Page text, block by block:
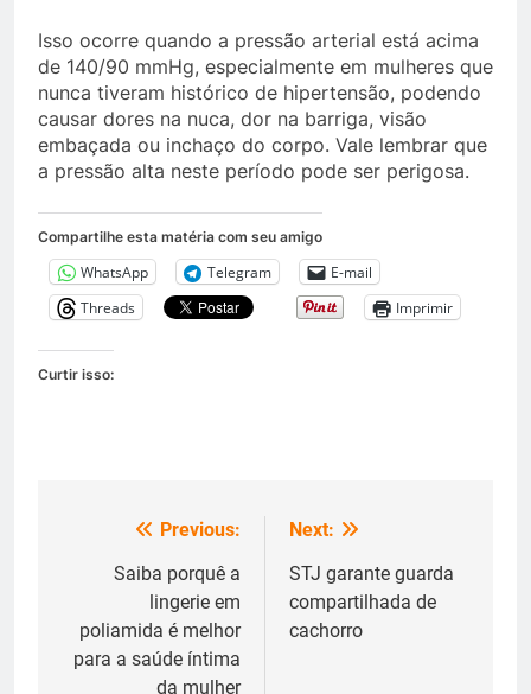
Isso ocorre quando a pressão arterial está acima
de 140/90 mmHg, especialmente em mulheres que
nunca tiveram histórico de hipertensão, podendo
causar dores na nuca, dor na barriga, visão
embaçada ou inchaço do corpo. Vale lembrar que
a pressão alta neste período pode ser perigosa.
Compartilhe esta matéria com seu amigo
WhatsApp Telegram
E-mail
Threads
Imprimir
Curtir isso:
Navegação
Post
Previous:
Saiba porquê a
lingerie em
poliamida é melhor
para a saúde íntima
da mulher
Next:
STJ garante guarda
compartilhada de
cachorro